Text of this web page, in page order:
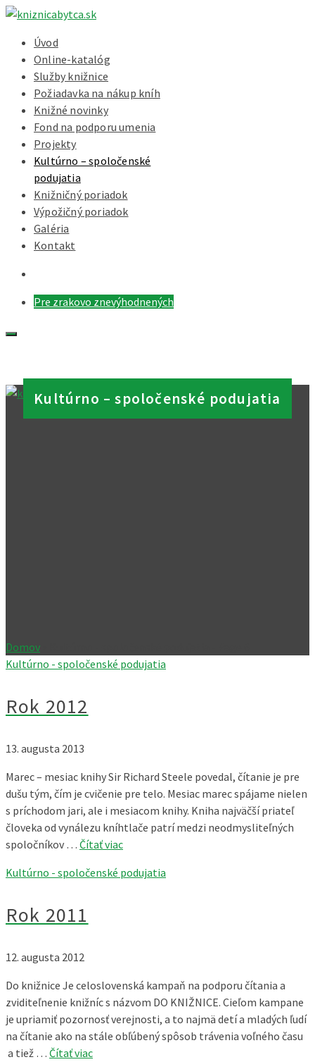
Úvod
Online-katalóg
Služby knižnice
Požiadavka na nákup kníh
Knižné novinky
Fond na podporu umenia
Projekty
Kultúrno – spoločenské
podujatia
Knižničný poriadok
Výpožičný poriadok
Galéria
Kontakt
Pre zrakovo znevýhodnených
Kultúrno – spoločenské podujatia
Domov
Kultúrno - spoločenské podujatia
Rok 2012
13. augusta 2013
Marec – mesiac knihy Sir Richard Steele povedal, čítanie je pre
dušu tým, čím je cvičenie pre telo. Mesiac marec spájame nielen
s príchodom jari, ale i mesiacom knihy. Kniha najväčší priateľ
človeka od vynálezu kníhtlače patrí medzi neodmysliteľných
spoločníkov … Čítať viac
Kultúrno - spoločenské podujatia
Rok 2011
12. augusta 2012
Do knižnice Je celoslovenská kampaň na podporu čítania a
zviditeľnenie knižníc s názvom DO KNIŽNICE. Cieľom kampane
je upriamiť pozornosť verejnosti, a to najmä detí a mladých ľudí
na čítanie ako na stále obľúbený spôsob trávenia voľného času
a tiež … Čítať viac